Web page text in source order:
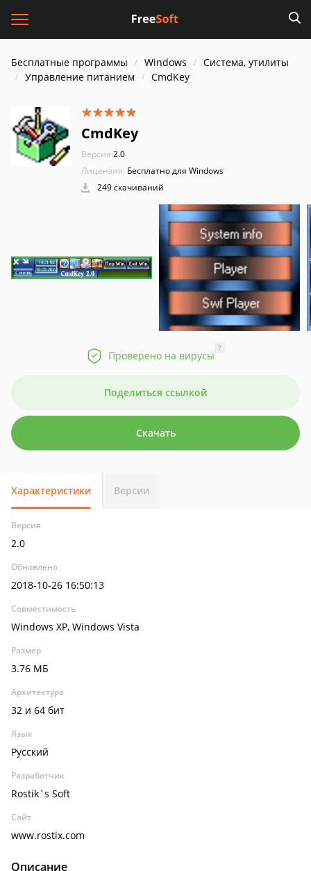
Бесплатные программы Windows
Система, утилиты
Управление питанием
CmdKey
CmdKey
Версия:2.0
Лицензия: Бесплатно для Windows
249 скачиваний
Проверено на вирусы
?
Поделиться ссылкой
Скачать
Характеристики Версии
Версия
2.0
Обновлено
2018-10-26 16:50:13
Совместимость
Windows XP, Windows Vista
Размер
3.76 МБ
Архитектура
32 и 64 бит
Язык
Русский
Разработчик
Rostik`s Soft
Сайт
www.rostix.com
Описание